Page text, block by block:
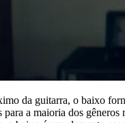
da guitarra, o baixo
para a maioria dos gêneros